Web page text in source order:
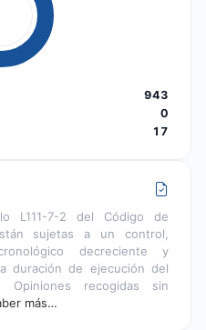
943
0
17
L111-7-2 del Código de
sujetas a un control,
decreciente y
duración de ejecución del
Opiniones recogidas sin
más…